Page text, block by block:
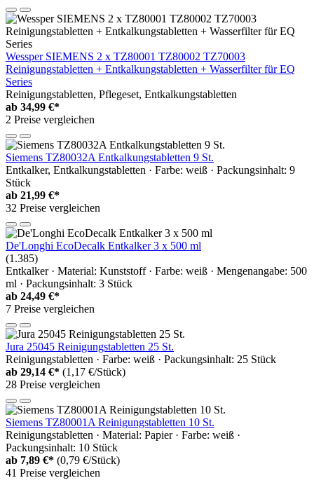
Wessper SIEMENS 2 x TZ80001 TZ80002 TZ70003
Reinigungstabletten + Entkalkungstabletten + Wasserfilter für EQ
Series
Reinigungstabletten, Pflegeset, Entkalkungstabletten
ab 34,99 €*
2 Preise vergleichen
Siemens TZ80032A Entkalkungstabletten 9 St.
Entkalker, Entkalkungstabletten · Farbe: weiß · Packungsinhalt: 9
Stück
ab 21,99 €*
32 Preise vergleichen
De'Longhi EcoDecalk Entkalker 3 x 500 ml
(1.385)
Entkalker · Material: Kunststoff · Farbe: weiß · Mengenangabe: 500
ml · Packungsinhalt: 3 Stück
ab 24,49 €*
7 Preise vergleichen
Jura 25045 Reinigungstabletten 25 St.
Reinigungstabletten · Farbe: weiß · Packungsinhalt: 25 Stück
ab 29,14 €* (1,17 €/Stück)
28 Preise vergleichen
Siemens TZ80001A Reinigungstabletten 10 St.
Reinigungstabletten · Material: Papier · Farbe: weiß ·
Packungsinhalt: 10 Stück
ab 7,89 €* (0,79 €/Stück)
41 Preise vergleichen